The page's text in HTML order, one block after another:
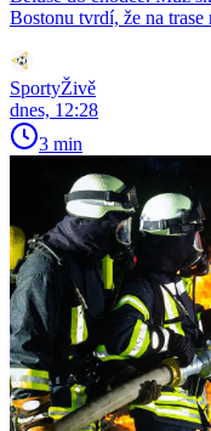
Bostonu tvrdí, že na trase
SportyŽivě
dnes, 12:28
3 min